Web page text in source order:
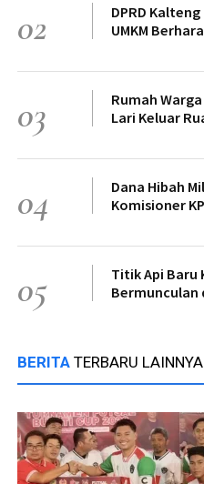
02
DPRD
UMKM
03
Rumah
Lari Keluar
04
Dana Hibah
Komisioner
05
Titik Api Baru
Bermunculan
BERITA TERBARU LAINNYA